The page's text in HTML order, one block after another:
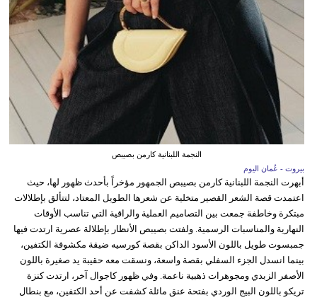
النجمة اللبنانية كارمن بصيبص
بيروت - عُمان اليوم
أبهرت النجمة اللبنانية كارمن بصيبص الجمهور مؤخراً بأحدث ظهور لها، حيث
اعتمدت قصة الشعر القصير متخلية عن شعرها الطويل المعتاد، لتتألق بإطلالات
مبتكرة وخاطفة جمعت بين التصاميم العملية والراقية التي تناسب الأوقات
النهارية والمناسبات الرسمية. ولفتت بصيبص الأنظار بإطلالة عصرية ارتدت فيها
جمبسوت طويل باللون الأسود الداكن بقصة كورسيه ضيقة مكشوفة الكتفين،
بينما انسدل الجزء السفلي بقصة واسعة، ونسقت معه حقيبة يد صغيرة باللون
الأصفر الزبدي ومجوهرات ذهبية ناعمة. وفي ظهور كاجوال آخر، ارتدت كنزة
تريكو باللون البيج الوردي بفتحة عنق مائلة كشفت عن أحد الكتفين، مع بنطال